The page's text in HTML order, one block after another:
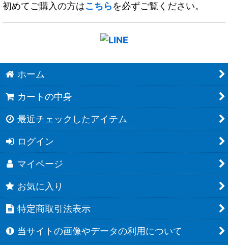
初めてご購入の方はこちらを必ずご覧ください。
ホーム
カートの中身
最近チェックしたアイテム
ログイン
マイページ
お気に入り
特定商取引法表示
当サイトの画像やデータの利用について